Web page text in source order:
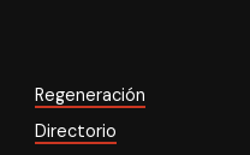
Regeneración
Directorio